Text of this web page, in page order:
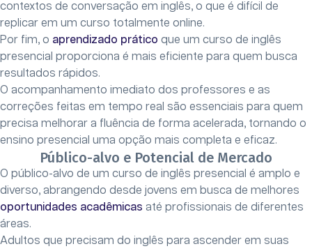
contextos de conversação em inglês, o que é difícil de
replicar em um curso totalmente online.
Por fim, o aprendizado prático que um curso de inglês
presencial proporciona é mais eficiente para quem busca
resultados rápidos.
O acompanhamento imediato dos professores e as
correções feitas em tempo real são essenciais para quem
precisa melhorar a fluência de forma acelerada, tornando o
ensino presencial uma opção mais completa e eficaz.
Público-alvo e Potencial de Mercado
O público-alvo de um curso de inglês presencial é amplo e
diverso, abrangendo desde jovens em busca de melhores
oportunidades acadêmicas até profissionais de diferentes
áreas.
Adultos que precisam do inglês para ascender em suas